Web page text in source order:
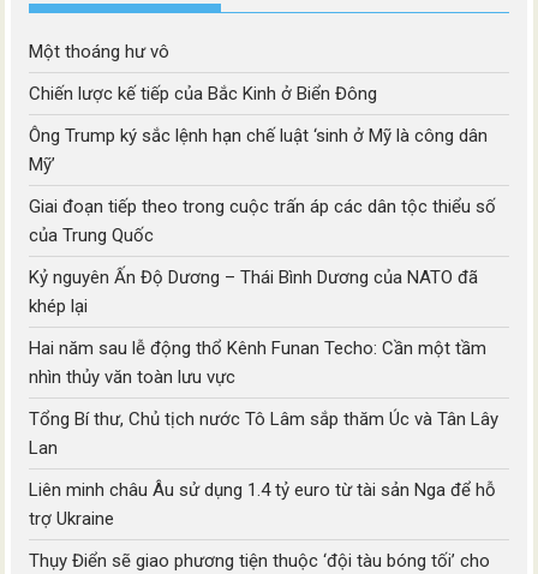
Một thoáng hư vô
Chiến lược kế tiếp của Bắc Kinh ở Biển Đông
Ông Trump ký sắc lệnh hạn chế luật ‘sinh ở Mỹ là công dân
Mỹ’
Giai đoạn tiếp theo trong cuộc trấn áp các dân tộc thiểu số
của Trung Quốc
Kỷ nguyên Ấn Độ Dương – Thái Bình Dương của NATO đã
khép lại
Hai năm sau lễ động thổ Kênh Funan Techo: Cần một tầm
nhìn thủy văn toàn lưu vực
Tổng Bí thư, Chủ tịch nước Tô Lâm sắp thăm Úc và Tân Lây
Lan
Liên minh châu Âu sử dụng 1.4 tỷ euro từ tài sản Nga để hỗ
trợ Ukraine
Thụy Điển sẽ giao phương tiện thuộc ‘đội tàu bóng tối’ cho